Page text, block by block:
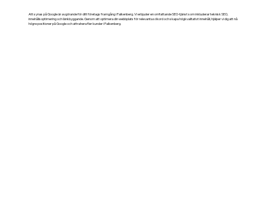
Att synas på Google är avgörande för ditt företags framgång i Falkenberg. Vi erbjuder en omfattande SEO-tjänst som inkluderar teknisk SEO,
innehållsoptimering och länkbyggande. Genom att optimera din webbplats för relevanta sökord och skapa högkvalitativt innehåll, hjälper vi dig att nå
högre positioner på Google och attrahera fler kunder i Falkenberg.